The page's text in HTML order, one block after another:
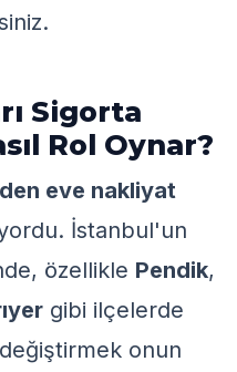
Sigorta
Rol Oynar?
eve nakliyat
İstanbul'un
özellikle Pendik,
gibi ilçelerde
değiştirmek onun